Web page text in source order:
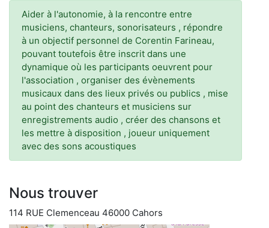
Aider à l'autonomie, à la rencontre entre
musiciens, chanteurs, sonorisateurs , répondre
à un objectif personnel de Corentin Farineau,
pouvant toutefois être inscrit dans une
dynamique où les participants oeuvrent pour
l'association , organiser des évènements
musicaux dans des lieux privés ou publics , mise
au point des chanteurs et musiciens sur
enregistrements audio , créer des chansons et
les mettre à disposition , joueur uniquement
avec des sons acoustiques
Nous trouver
114 RUE Clemenceau 46000 Cahors